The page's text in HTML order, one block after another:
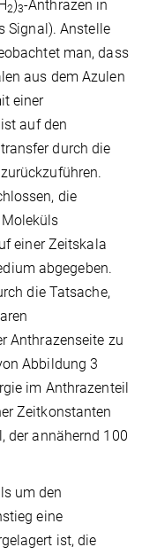
2)3-Anthrazen in
Signal). Anstelle
man, dass
aus dem Azulen
einer
auf den
durch die
die
einer Zeitskala
abgegeben.
die Tatsache,
Anthrazenseite zu
Abbildung 3
im Anthrazenteil
Zeitkonstanten
der annähernd 100
um den
eine
ist, die